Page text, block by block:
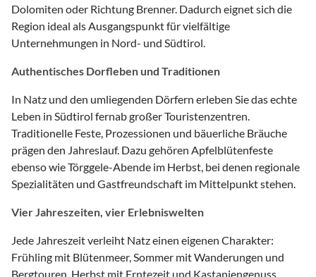
Dolomiten oder Richtung Brenner. Dadurch eignet sich die
Region ideal als Ausgangspunkt für vielfältige
Unternehmungen in Nord- und Südtirol.
Authentisches Dorfleben und Traditionen
In Natz und den umliegenden Dörfern erleben Sie das echte
Leben in Südtirol fernab großer Touristenzentren.
Traditionelle Feste, Prozessionen und bäuerliche Bräuche
prägen den Jahreslauf. Dazu gehören Apfelblütenfeste
ebenso wie Törggele-Abende im Herbst, bei denen regionale
Spezialitäten und Gastfreundschaft im Mittelpunkt stehen.
Vier Jahreszeiten, vier Erlebniswelten
Jede Jahreszeit verleiht Natz einen eigenen Charakter:
Frühling mit Blütenmeer, Sommer mit Wanderungen und
Bergtouren, Herbst mit Erntezeit und Kastaniengenuss